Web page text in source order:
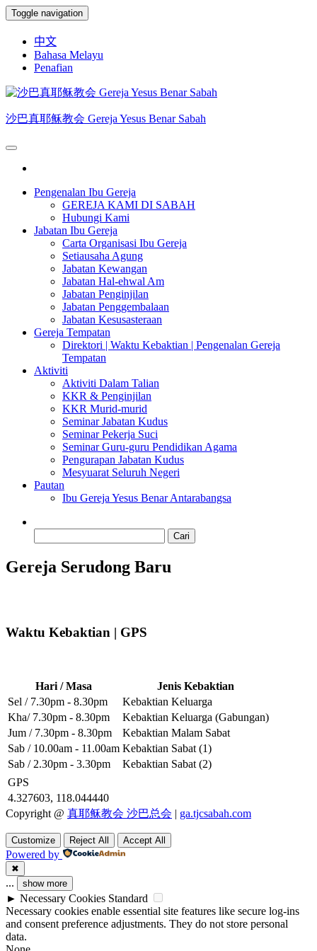
Skip
to
content
Toggle navigation
中文
Bahasa Melayu
Penafian
沙巴真耶稣教会 Gereja Yesus Benar Sabah
Pengenalan Ibu Gereja
GEREJA KAMI DI SABAH
Hubungi Kami
Jabatan Ibu Gereja
Carta Organisasi Ibu Gereja
Setiausaha Agung
Jabatan Kewangan
Jabatan Hal-ehwal Am
Jabatan Penginjilan
Jabatan Penggembalaan
Jabatan Kesusasteraan
Gereja Tempatan
Direktori | Waktu Kebaktian | Pengenalan Gereja
Tempatan
Aktiviti
Aktiviti Dalam Talian
KKR & Penginjilan
KKR Murid-murid
Seminar Jabatan Kudus
Seminar Pekerja Suci
Seminar Guru-guru Pendidikan Agama
Pengurapan Jabatan Kudus
Mesyuarat Seluruh Negeri
Pautan
Ibu Gereja Yesus Benar Antarabangsa
Gereja Serudong Baru
Waktu Kebaktian | GPS
Hari / Masa
Jenis Kebaktian
Sel / 7.30pm - 8.30pm
Kebaktian Keluarga
Kha/ 7.30pm - 8.30pm
Kebaktian Keluarga (Gabungan)
Jum / 7.30pm - 8.30pm
Kebaktian Malam Sabat
Sab / 10.00am - 11.00am Kebaktian Sabat (1)
Sab / 2.30pm - 3.30pm
Kebaktian Sabat (2)
GPS
4.327603, 118.044440
Copyright @ 真耶稣教会 沙巴总会 | ga.tjcsabah.com
Customize Reject All Accept All
Powered by
✖
... show more
► Necessary Cookies Standard
Necessary cookies enable essential site features like secure log-ins
and consent preference adjustments. They do not store personal
data.